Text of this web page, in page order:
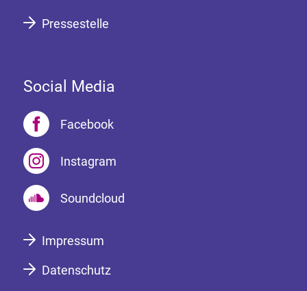
Pressestelle
Social Media
Facebook
Instagram
Soundcloud
Impressum
Datenschutz